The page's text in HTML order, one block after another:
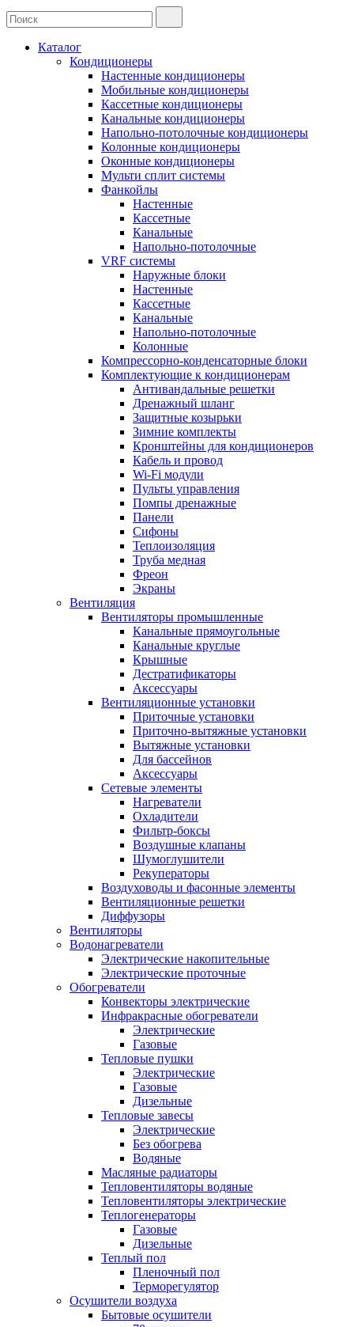
Каталог
Кондиционеры
Настенные кондиционеры
Мобильные кондиционеры
Кассетные кондиционеры
Канальные кондиционеры
Напольно-потолочные кондиционеры
Колонные кондиционеры
Оконные кондиционеры
Мульти сплит системы
Фанкойлы
Настенные
Кассетные
Канальные
Напольно-потолочные
VRF системы
Наружные блоки
Настенные
Кассетные
Канальные
Напольно-потолочные
Колонные
Компрессорно-конденсаторные блоки
Комплектующие к кондиционерам
Антивандальные решетки
Дренажный шланг
Защитные козырьки
Зимние комплекты
Кронштейны для кондиционеров
Кабель и провод
Wi-Fi модули
Пульты управления
Помпы дренажные
Панели
Сифоны
Теплоизоляция
Труба медная
Фреон
Экраны
Вентиляция
Вентиляторы промышленные
Канальные прямоугольные
Канальные круглые
Крышные
Дестратификаторы
Аксессуары
Вентиляционные установки
Приточные установки
Приточно-вытяжные установки
Вытяжные установки
Для бассейнов
Аксессуары
Сетевые элементы
Нагреватели
Охладители
Фильтр-боксы
Воздушные клапаны
Шумоглушители
Рекуператоры
Воздуховоды и фасонные элементы
Вентиляционные решетки
Диффузоры
Вентиляторы
Водонагреватели
Электрические накопительные
Электрические проточные
Обогреватели
Конвекторы электрические
Инфракрасные обогреватели
Электрические
Газовые
Тепловые пушки
Электрические
Газовые
Дизельные
Тепловые завесы
Электрические
Без обогрева
Водяные
Масляные радиаторы
Тепловентиляторы водяные
Тепловентиляторы электрические
Теплогенераторы
Газовые
Дизельные
Теплый пол
Пленочный пол
Терморегулятор
Осушители воздуха
Бытовые осушители